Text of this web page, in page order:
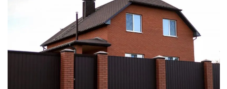
Смотреть проект